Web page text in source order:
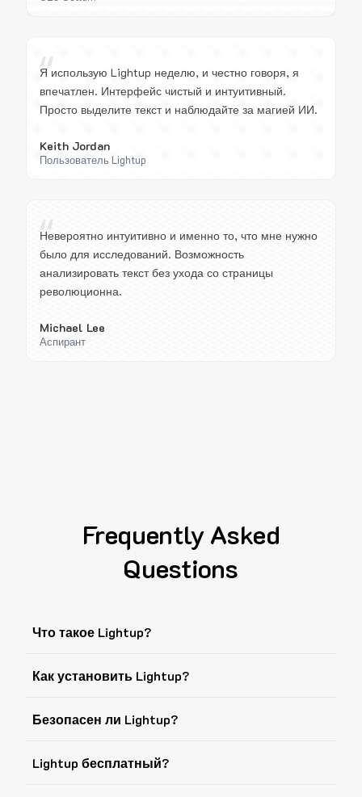
“
Я использую Lightup неделю, и честно говоря, я
впечатлен. Интерфейс чистый и интуитивный.
Просто выделите текст и наблюдайте за магией ИИ.
Keith Jordan
Пользователь Lightup
“
Невероятно интуитивно и именно то, что мне нужно
было для исследований. Возможность
анализировать текст без ухода со страницы
революционна.
Michael Lee
Аспирант
Frequently Asked
Questions
Что такое Lightup?
Как установить Lightup?
Безопасен ли Lightup?
Lightup бесплатный?